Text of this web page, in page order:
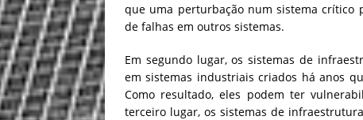
que uma perturbação num sistema crítico
de falhas em outros sistemas.
Em segundo lugar, os sistemas de
em sistemas industriais criados há anos
Como resultado, eles podem ter
terceiro lugar, os sistemas de